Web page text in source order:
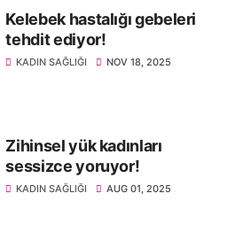
Kelebek hastalığı gebeleri
tehdit ediyor!
KADIN SAĞLIĞI NOV 18, 2025
Zihinsel yük kadınları
sessizce yoruyor!
KADIN SAĞLIĞI AUG 01, 2025